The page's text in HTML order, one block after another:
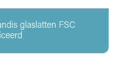
glaslatten FSC